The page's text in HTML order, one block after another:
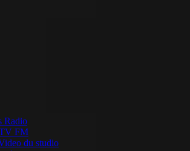
Radio
FM
du studio